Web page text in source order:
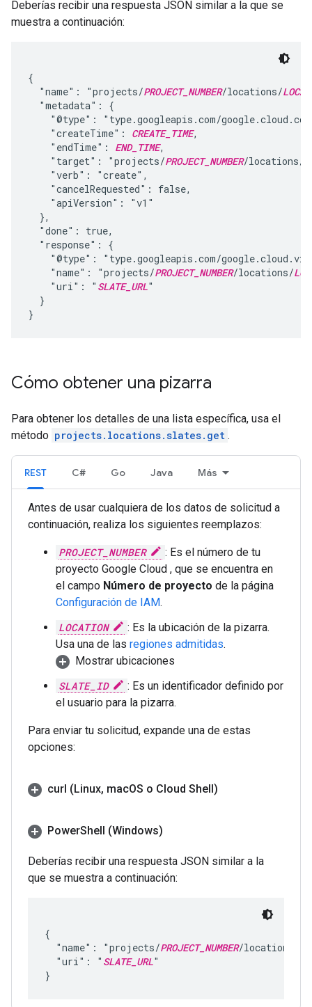
Deberías recibir una respuesta JSON similar a la que se
muestra a continuación:
{
  "name": "projects/
PROJECT_NUMBER/locations/
  "metadata": {
"@type": "type.googleapis.com/
    "createTime":
CREATE_TIME,
    "endTime":
END_TIME,
    "target": "projects/
PROJECT_NUMBER/locations/
    "verb": "create",
    "cancelRequested": false,
    "apiVersion": "v1"
  },
  "done": true,
  "response": {
"@type": "type.googleapis.com/
    "name": "projects/
PROJECT_NUMBER/locations/
    "uri": "
SLATE_URL"
  }
Cómo obtener una pizarra
Para obtener los detalles de una lista específica, usa el
método projects.locations.slates.get .
REST C# Go Java Más
Antes de usar cualquiera de los datos de solicitud a
continuación, realiza los siguientes reemplazos:
PROJECT_NUMBER
: Es el número de tu
proyecto Google Cloud , que se encuentra en
el campo Número de proyecto de la página
Configuración de IAM.
LOCATION
: Es la ubicación de la pizarra.
Usa una de las regiones admitidas.
Mostrar ubicaciones
SLATE_ID
: Es un identificador definido por
el usuario para la pizarra.
Para enviar tu solicitud, expande una de estas
opciones:
curl (Linux, macOS o Cloud Shell)
PowerShell (Windows)
Deberías recibir una respuesta JSON similar a la
que se muestra a continuación:
{
  "name": "projects/
PROJECT_NUMBER/locations/
  "uri": "
SLATE_URL"